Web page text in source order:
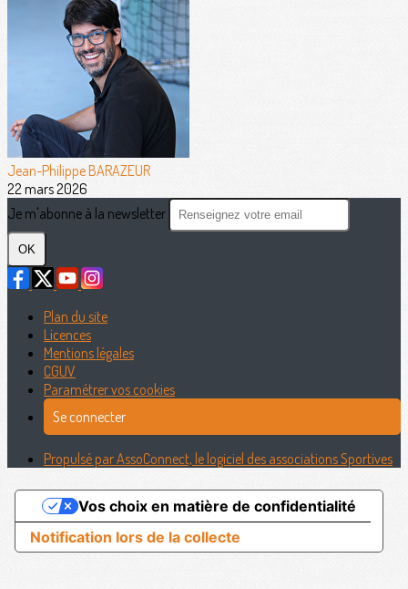
Jean-Philippe BARAZEUR
22 mars 2026
Je m'abonne à la newsletter
OK
Plan du site
Licences
Mentions légales
CGUV
Paramétrer vos cookies
Se connecter
Propulsé par AssoConnect, le logiciel des associations Sportives
Notification lors de la collecte
Vos choix en matière de confidentialité